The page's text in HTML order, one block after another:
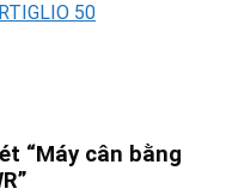
50
“Máy cân bằng